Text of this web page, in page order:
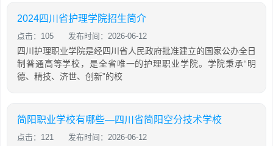
2024四川省护理学院招生简介
点击：105 发布时间：2026-06-12
四川护理职业学院是经四川省人民政府批准建立的国家公办全日
制普通高等学校，是全省唯一的护理职业学院。学院秉承“明
德、精技、济世、创新”的校
简阳职业学校有哪些—四川省简阳空分技术学校
点击：121 发布时间：2026-06-12